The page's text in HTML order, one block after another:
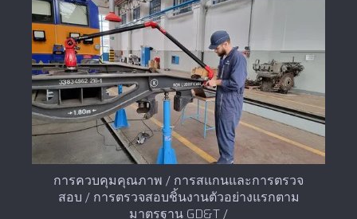
การควบคุมคุณภาพ / การสแกนและการตรวจ
สอบ / การตรวจสอบชิ้นงานตัวอย่างแรกตาม
มาตรฐาน GD&T /